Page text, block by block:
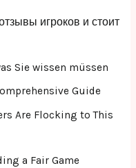
игроков и стоит
Sie wissen müssen
Guide
Are Flocking to This
a Fair Game